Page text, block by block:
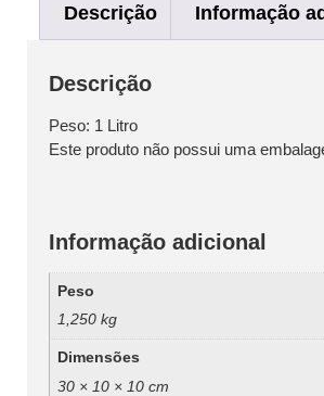
Descrição Informação
Descrição
Peso: 1 Litro
Este produto não possui uma
Informação adicional
Peso
1,250 kg
Dimensões
30 × 10 × 10 cm